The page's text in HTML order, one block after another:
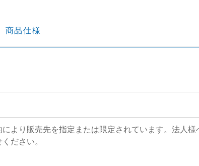
商品仕様
より販売先を指定または限定されています。法人
ださい。